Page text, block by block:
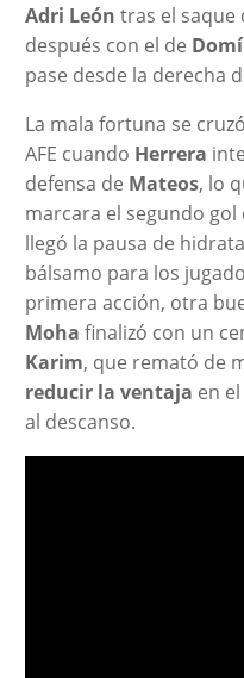
Adri León tras el saque
después con el de
pase desde la derecha
La mala fortuna se
AFE cuando Herrera
defensa de Mateos, lo
marcara el segundo gol
llegó la pausa de
bálsamo para los
primera acción, otra
Moha finalizó con un
Karim, que remató de
reducir la ventaja en
al descanso.